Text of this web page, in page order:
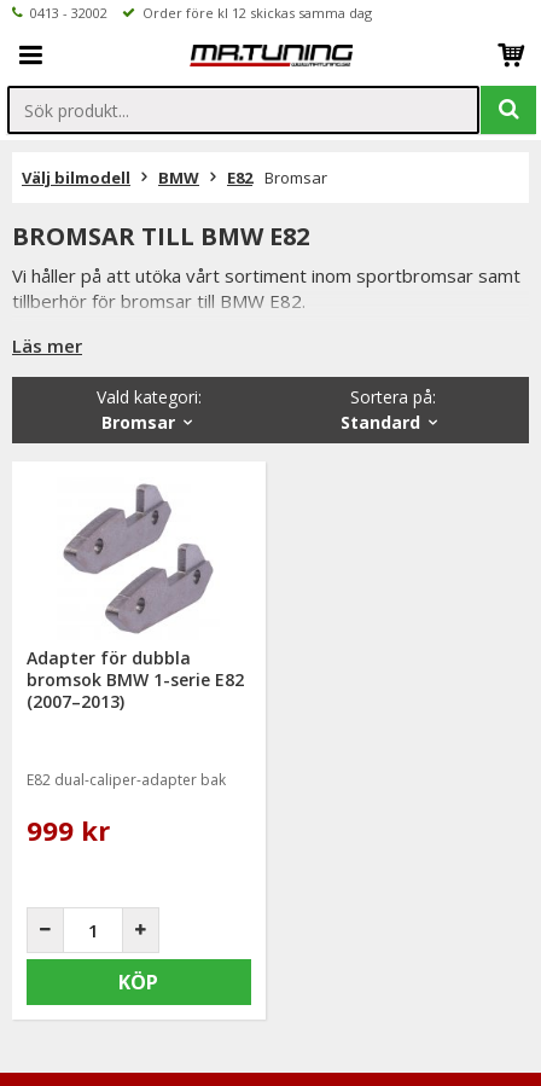
0413 - 32002 Order före kl 12 skickas samma dag
Välj bilmodell BMW E82 Bromsar
BROMSAR TILL BMW E82
Vi håller på att utöka vårt sortiment inom sportbromsar samt
tillberhör för bromsar till BMW E82.
Hittar ni ej vad ni söker är ni välkomna att kontakta oss per
Läs mer
Sortera på:
Standard
Vald kategori:
Bromsar
Adapter för dubbla
bromsok BMW 1-serie E82
(2007–2013)
E82 dual-caliper-adapter bak
999 kr
KÖP